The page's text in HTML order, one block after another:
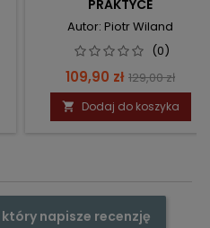
PRAKTYCE
AMBULATORYJNEJ. TOM 3
Autor: Piotr Wiland
(0)
Cena
109,90 zł Cena
129,00 zł
 Dodaj do koszyka
napisze recenzję